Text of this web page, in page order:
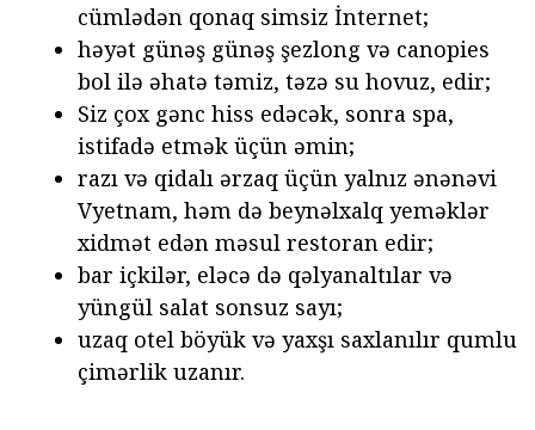
cümlədən qonaq simsiz İnternet;
həyət günəş günəş şezlong və canopies
bol ilə əhatə təmiz, təzə su hovuz, edir;
Siz çox gənc hiss edəcək, sonra spa,
istifadə etmək üçün əmin;
razı və qidalı ərzaq üçün yalnız ənənəvi
Vyetnam, həm də beynəlxalq yeməklər
xidmət edən məsul restoran edir;
bar içkilər, eləcə də qəlyanaltılar və
yüngül salat sonsuz sayı;
uzaq otel böyük və yaxşı saxlanılır qumlu
çimərlik uzanır.